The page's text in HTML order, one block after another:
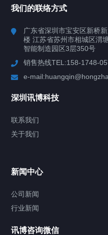
行业案例
联系我们
关于我们
我们的联络方式
广东省深圳市宝安区新桥
楼 江苏省苏州市相城区渭
智能制造园区3层350号
销售热线TEL:158-1748-
e-
深圳讯博科技
联系我们
关于我们
新闻中心
公司新闻
行业新闻
讯博咨询微信